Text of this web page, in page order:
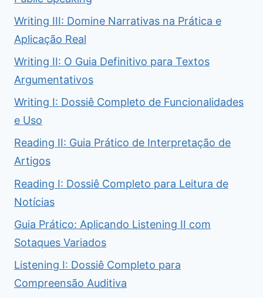
Writing III: Domine Narrativas na Prática e
Aplicação Real
Writing II: O Guia Definitivo para Textos
Argumentativos
Writing I: Dossiê Completo de Funcionalidades
e Uso
Reading II: Guia Prático de Interpretação de
Artigos
Reading I: Dossiê Completo para Leitura de
Notícias
Guia Prático: Aplicando Listening II com
Sotaques Variados
Listening I: Dossiê Completo para
Compreensão Auditiva